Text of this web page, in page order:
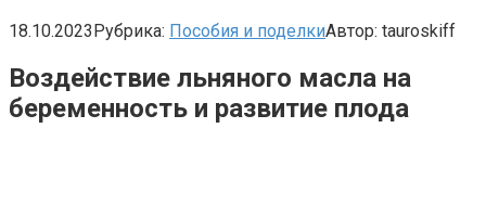
18.10.2023Рубрика: Пособия и поделкиАвтор: tauroskiff
Воздействие льняного масла на
беременность и развитие плода